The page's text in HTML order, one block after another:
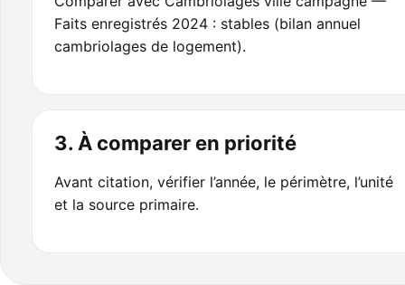
Faits enregistrés 2024 : stables (bilan annuel
cambriolages de logement).
3. À comparer en priorité
Avant citation, vérifier l’année, le périmètre, l’unité
et la source primaire.